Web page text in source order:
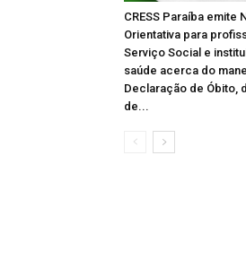
CRESS Paraíba emite
Orientativa para
Serviço Social e
saúde acerca do
Declaração de Óbito,
de...